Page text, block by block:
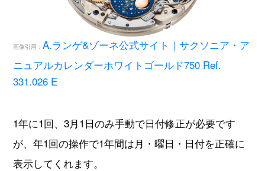
画像引用： A.ランゲ&ゾーネ公式サイト｜サクソニア・ア
ニュアルカレンダーホワイトゴールド750 Ref.
331.026 E
1年に1回、3月1日のみ手動で日付修正が必要です
が、年1回の操作で1年間は月・曜日・日付を正確に
表示してくれます。